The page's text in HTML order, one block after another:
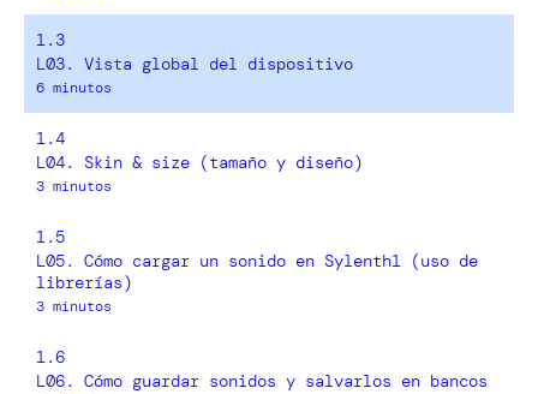
1.3
L03. Vista global del dispositivo
6 minutos
1.4
L04. Skin & size (tamaño y diseño)
3 minutos
1.5
L05. Cómo cargar un sonido en Sylenth1 (uso de
librerías)
3 minutos
1.6
L06. Cómo guardar sonidos y salvarlos en bancos